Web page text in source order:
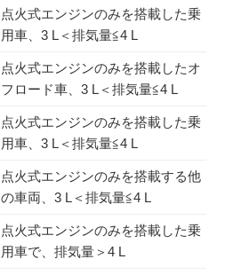
点火式エンジンのみを搭載した乗
用車、3 L＜排気量≦4 L
点火式エンジンのみを搭載したオ
フロード車、3 L＜排気量≦4 L
点火式エンジンのみを搭載した乗
用車、3 L＜排気量≦4 L
点火式エンジンのみを搭載する他
の車両、3 L＜排気量≦4 L
点火式エンジンのみを搭載した乗
用車で、排気量＞4 L